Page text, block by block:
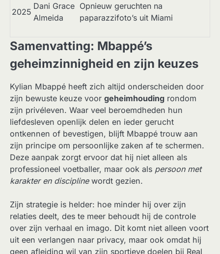
2025
Dani Grace
Almeida
Opnieuw geruchten na
paparazzifoto’s uit Miami
Samenvatting: Mbappé’s
geheimzinnigheid en zijn keuzes
Kylian Mbappé heeft zich altijd onderscheiden door
zijn bewuste keuze voor geheimhouding rondom
zijn privéleven. Waar veel beroemdheden hun
liefdesleven openlijk delen en ieder gerucht
ontkennen of bevestigen, blijft Mbappé trouw aan
zijn principe om persoonlijke zaken af te schermen.
Deze aanpak zorgt ervoor dat hij niet alleen als
professioneel voetballer, maar ook als persoon met
karakter en disciplinewordt gezien.
Zijn strategie is helder: hoe minder hij over zijn
relaties deelt, des te meer behoudt hij de controle
over zijn verhaal en imago. Dit komt niet alleen voort
uit een verlangen naar privacy, maar ook omdat hij
geen afleiding wil van zijn sportieve doelen bij Real